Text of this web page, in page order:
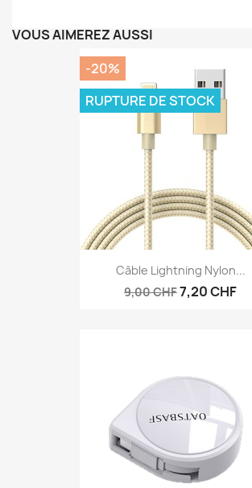
VOUS AIMEREZ AUSSI
Câble Lightning Nylon...
9,00 CHF7,20 CHF
-20%
RUPTURE DE STOCK